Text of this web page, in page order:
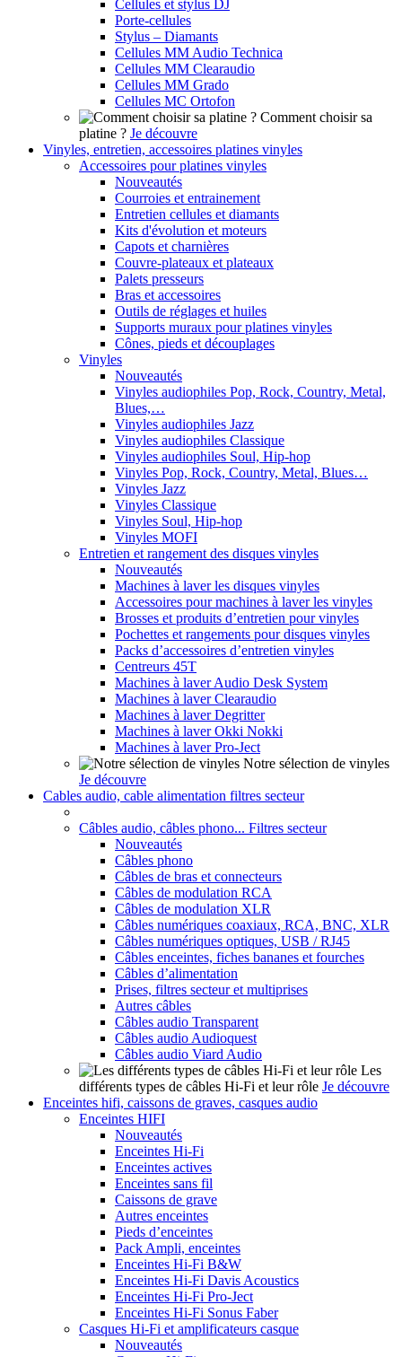
Cellules et stylus DJ
Porte-cellules
Stylus – Diamants
Cellules MM Audio Technica
Cellules MM Clearaudio
Cellules MM Grado
Cellules MC Ortofon
Comment choisir sa
platine ? Je découvre
Vinyles, entretien, accessoires platines vinyles
Accessoires pour platines vinyles
Nouveautés
Courroies et entrainement
Entretien cellules et diamants
Kits d'évolution et moteurs
Capots et charnières
Couvre-plateaux et plateaux
Palets presseurs
Bras et accessoires
Outils de réglages et huiles
Supports muraux pour platines vinyles
Cônes, pieds et découplages
Vinyles
Nouveautés
Vinyles audiophiles Pop, Rock, Country, Metal,
Blues,…
Vinyles audiophiles Jazz
Vinyles audiophiles Classique
Vinyles audiophiles Soul, Hip-hop
Vinyles Pop, Rock, Country, Metal, Blues…
Vinyles Jazz
Vinyles Classique
Vinyles Soul, Hip-hop
Vinyles MOFI
Entretien et rangement des disques vinyles
Nouveautés
Machines à laver les disques vinyles
Accessoires pour machines à laver les vinyles
Brosses et produits d’entretien pour vinyles
Pochettes et rangements pour disques vinyles
Packs d’accessoires d’entretien vinyles
Centreurs 45T
Machines à laver Audio Desk System
Machines à laver Clearaudio
Machines à laver Degritter
Machines à laver Okki Nokki
Machines à laver Pro-Ject
Notre sélection de vinyles
Je découvre
Cables audio, cable alimentation filtres secteur
Câbles audio, câbles phono... Filtres secteur
Nouveautés
Câbles phono
Câbles de bras et connecteurs
Câbles de modulation RCA
Câbles de modulation XLR
Câbles numériques coaxiaux, RCA, BNC, XLR
Câbles numériques optiques, USB / RJ45
Câbles enceintes, fiches bananes et fourches
Câbles d’alimentation
Prises, filtres secteur et multiprises
Autres câbles
Câbles audio Transparent
Câbles audio Audioquest
Câbles audio Viard Audio
Les
différents types de câbles Hi-Fi et leur rôle Je découvre
Enceintes hifi, caissons de graves, casques audio
Enceintes HIFI
Nouveautés
Enceintes Hi-Fi
Enceintes actives
Enceintes sans fil
Caissons de grave
Autres enceintes
Pieds d’enceintes
Pack Ampli, enceintes
Enceintes Hi-Fi B&W
Enceintes Hi-Fi Davis Acoustics
Enceintes Hi-Fi Pro-Ject
Enceintes Hi-Fi Sonus Faber
Casques Hi-Fi et amplificateurs casque
Nouveautés